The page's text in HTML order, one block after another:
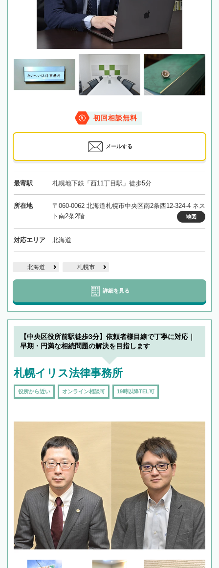
初回相談無料
メールする
最寄駅 札幌地下鉄「西11丁目駅」徒歩5分
所在地
〒060-0062 北海道札幌市中央区南2条西12-324-4 ネス
ト南2条2階
地図
対応エリア 北海道
北海道 札幌市
詳細を見る
【中央区役所前駅徒歩3分】依頼者様目線で丁寧に対応｜
早期・円満な相続問題の解決を目指します
札幌イリス法律事務所
役所から近い オンライン相談可 19時以降TEL可